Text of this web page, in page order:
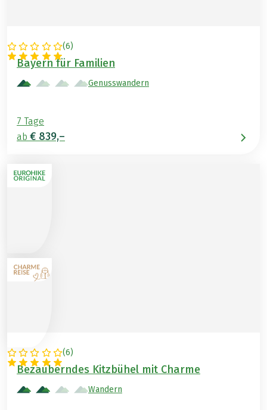
(6)
DEUTSCHLAND
Bayern für Familien
Genusswandern
7 Tage
ab € 839,–
(6)
ÖSTERREICH
Bezauberndes Kitzbühel mit Charme
Wandern